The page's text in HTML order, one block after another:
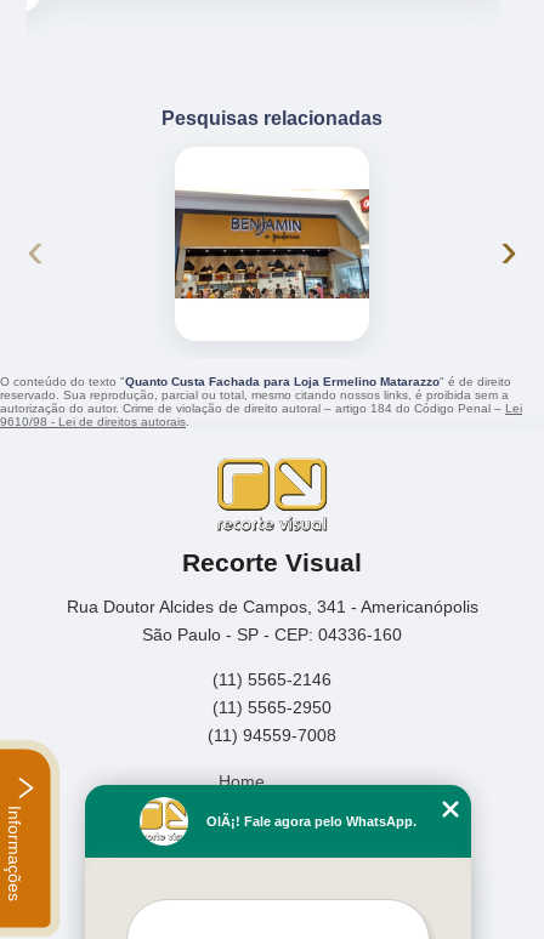
Pesquisas relacionadas
‹ ›
O conteúdo do texto "Quanto Custa Fachada para Loja Ermelino Matarazzo" é de direito
reservado. Sua reprodução, parcial ou total, mesmo citando nossos links, é proibida sem a
autorização do autor. Crime de violação de direito autoral – artigo 184 do Código Penal – Lei
9610/98 - Lei de direitos autorais
Recorte Visual
Rua Doutor Alcides de Campos, 341 - Americanópolis
São Paulo - SP - CEP: 04336-160
(11) 5565-2146
(11) 5565-2950
(11) 94559-7008
Home
Empresa
Serviços
OlÃ¡! Fale agora pelo WhatsApp.
Informações